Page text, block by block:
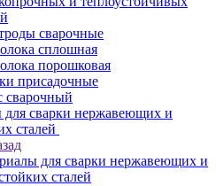
сварочные
сплошная
порошковая
присадочные
сварки нержавеющих и
сталей
для сварки нержавеющих и
сталей